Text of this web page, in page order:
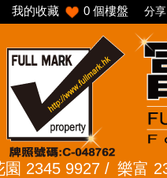
我的收藏 0 個樓盤 分享
/樂富 2321 2287 /